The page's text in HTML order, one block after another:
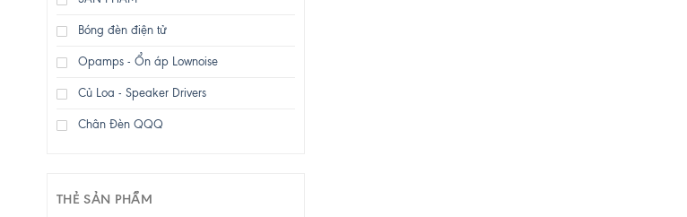
Bóng đèn điện tử
Opamps - Ổn áp Lownoise
Củ Loa - Speaker Drivers
Chân Đèn QQQ
THẺ SẢN PHẨM